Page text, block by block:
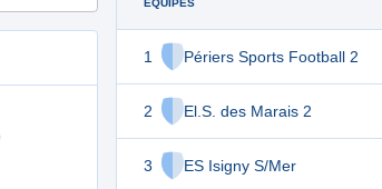
1 Périers Sports Football 2
2 El.S. des Marais 2
3 ES Isigny S/Mer